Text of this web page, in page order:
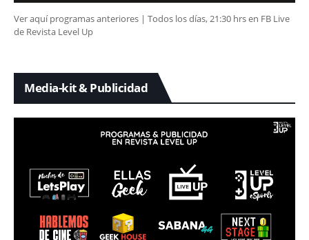
Ver aquí programas anteriores | Todos los días, 21:30 hrs en FB Live
de Revista Level Up
Media-kit & Publicidad